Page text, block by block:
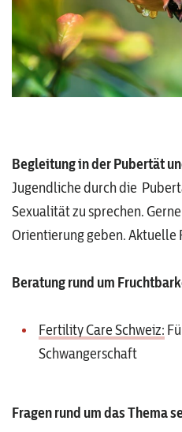
Begleitung in der Pubertät
Jugendliche durch die
Sexualität zu sprechen.
Orientierung geben.
Beratung rund um
Fertility Care Schweiz:
Schwangerschaft
Fragen rund um das Thema